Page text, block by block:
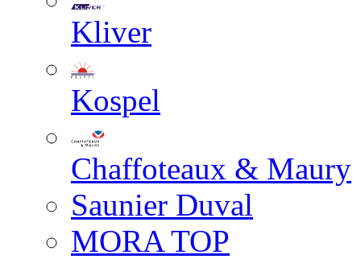
Kliver
Kospel
Chaffoteaux & Maury
Saunier Duval
MORA TOP